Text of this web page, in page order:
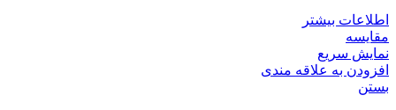
اطلاعات بیشتر
مقایسه
نمایش سریع
افزودن به علاقه مندی
بستن